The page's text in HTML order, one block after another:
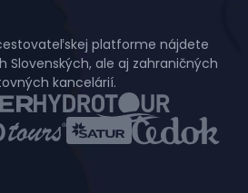
platforme nájdete
Slovenských, ale aj zahraničných
kancelárií.